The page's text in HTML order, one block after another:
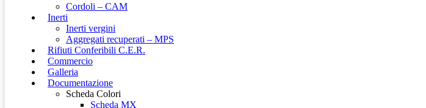
Cordoli – CAM
Inerti
Inerti vergini
Aggregati recuperati – MPS
Rifiuti Conferibili C.E.R.
Commercio
Galleria
Documentazione
Scheda Colori
Scheda MX